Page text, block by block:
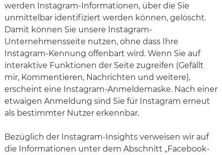
werden Instagram-Informationen, über die Sie
unmittelbar identifiziert werden können, gelöscht.
Damit können Sie unsere Instagram-
Unternehmensseite nutzen, ohne dass Ihre
Instagram-Kennung offenbart wird. Wenn Sie auf
interaktive Funktionen der Seite zugreifen (Gefällt
mir, Kommentieren, Nachrichten und weitere),
erscheint eine Instagram-Anmeldemaske. Nach einer
etwaigen Anmeldung sind Sie für Instagram erneut
als bestimmter Nutzer erkennbar.
Bezüglich der Instagram-Insights verweisen wir auf
die Informationen unter dem Abschnitt „Facebook-